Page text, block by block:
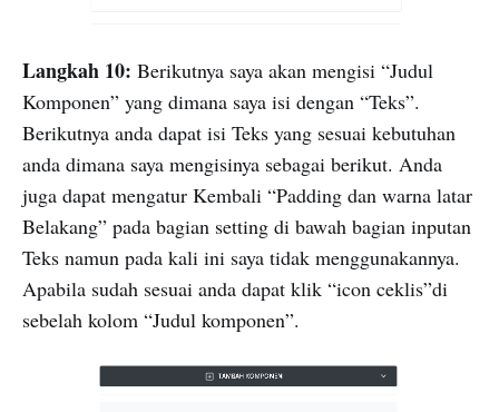
Langkah 10: Berikutnya saya akan mengisi “Judul
Komponen” yang dimana saya isi dengan “Teks”.
Berikutnya anda dapat isi Teks yang sesuai kebutuhan
anda dimana saya mengisinya sebagai berikut. Anda
juga dapat mengatur Kembali “Padding dan warna latar
Belakang” pada bagian setting di bawah bagian inputan
Teks namun pada kali ini saya tidak menggunakannya.
Apabila sudah sesuai anda dapat klik “icon ceklis”di
sebelah kolom “Judul komponen”.